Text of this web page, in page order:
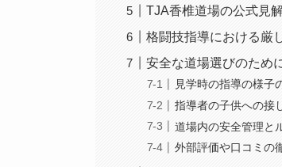
TJA香椎道場の公式見
格闘技指導における厳
安全な道場選びのため
見学時の指導の様子
指導者の子供への接
道場内の安全管理と
外部評価や口コミの